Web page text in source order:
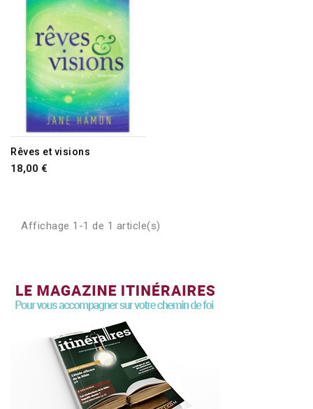
Rêves et visions
18,00 €
Affichage 1-1 de 1 article(s)